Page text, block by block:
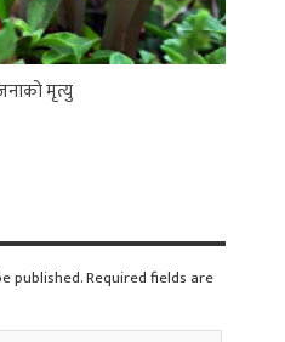
मृत्यु
published. Required fields are